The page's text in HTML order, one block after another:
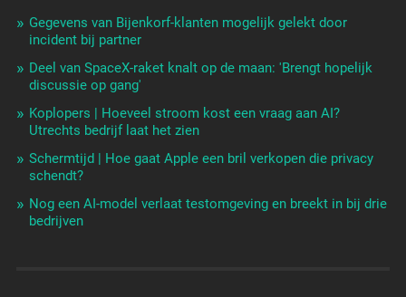
Gegevens van Bijenkorf-klanten mogelijk gelekt door
incident bij partner
Deel van SpaceX-raket knalt op de maan: 'Brengt hopelijk
discussie op gang'
Koplopers | Hoeveel stroom kost een vraag aan AI?
Utrechts bedrijf laat het zien
Schermtijd | Hoe gaat Apple een bril verkopen die privacy
schendt?
Nog een AI-model verlaat testomgeving en breekt in bij drie
bedrijven